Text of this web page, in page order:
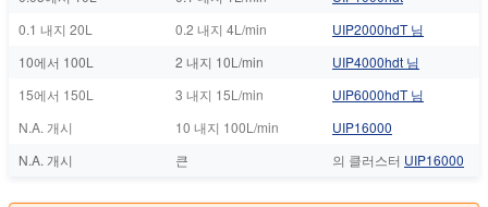
0.1 내지 20L
0.2 내지 4L/min
UIP2000hdT 님
10에서 100L
2 내지 10L/min
UIP4000hdt 님
15에서 150L
3 내지 15L/min
UIP6000hdT 님
N.A. 개시
10 내지 100L/min
UIP16000
N.A. 개시
큰 의 클러스터 UIP16000